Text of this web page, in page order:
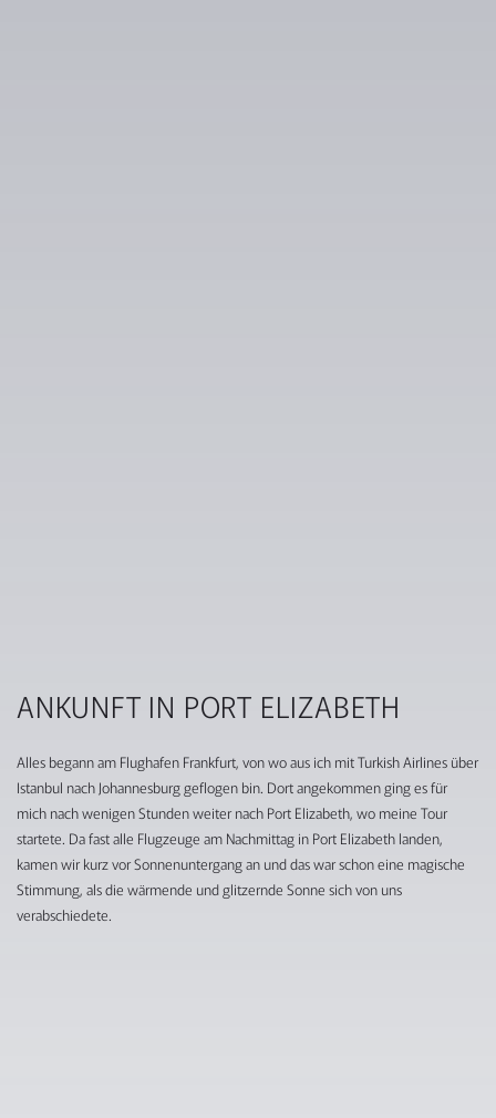
ANKUNFT IN PORT ELIZABETH
Alles begann am Flughafen Frankfurt, von wo aus ich mit Turkish Airlines über
Istanbul nach Johannesburg geflogen bin. Dort angekommen ging es für
mich nach wenigen Stunden weiter nach Port Elizabeth, wo meine Tour
startete. Da fast alle Flugzeuge am Nachmittag in Port Elizabeth landen,
kamen wir kurz vor Sonnenuntergang an und das war schon eine magische
Stimmung, als die wärmende und glitzernde Sonne sich von uns
verabschiedete.